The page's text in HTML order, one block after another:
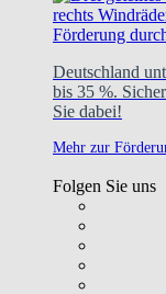
Förderung
Deutschland
bis 35 %.
Sie dabei!
Mehr zur
Folgen Sie uns